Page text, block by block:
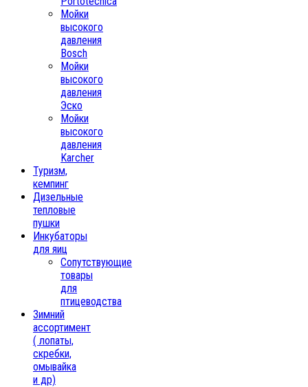
Мойки
высокого
давления
Bosch
Мойки
высокого
давления
Эско
Мойки
высокого
давления
Karcher
Туризм,
кемпинг
Дизельные
тепловые
пушки
Инкубаторы
для яиц
Сопутствующие
товары
для
птицеводства
Зимний
ассортимент
( лопаты,
скребки,
омывайка
и др)